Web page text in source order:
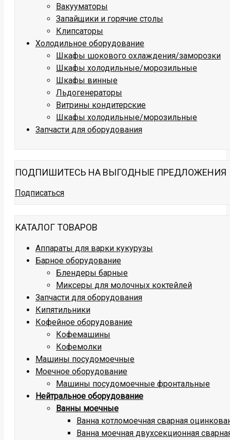
Вакууматоры
Запайщики и горячие столы
Клипсаторы
Холодильное оборудование
Шкафы шокового охлаждения/заморозки
Шкафы холодильные/морозильные
Шкафы винные
Льдогенераторы
Витрины кондитерские
Шкафы холодильные/морозильные
Запчасти для оборудования
ПОДПИШИТЕСЬ НА ВЫГОДНЫЕ ПРЕДЛОЖЕНИЯ
Подписаться
КАТАЛОГ ТОВАРОВ
Аппараты для варки кукурузы
Барное оборудование
Блендеры барные
Миксеры для молочных коктейлей
Запчасти для оборудования
Кипятильники
Кофейное оборудование
Кофемашины
Кофемолки
Машины посудомоечные
Моечное оборудование
Машины посудомоечные фронтальные
Нейтральное оборудование
Ванны моечные
Ванна котломоечная сварная
Ванна моечная двухсекционная